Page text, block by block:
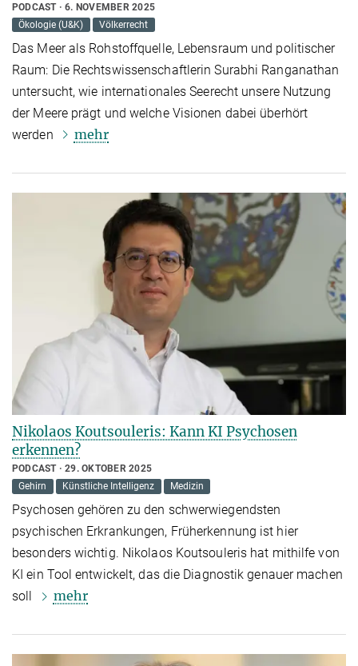
PODCAST
6. NOVEMBER 2025
Ökologie (U&K)
Völkerrecht
Das Meer als Rohstoffquelle, Lebensraum und politischer
Raum: Die Rechtswissenschaftlerin Surabhi Ranganathan
untersucht, wie internationales Seerecht unsere Nutzung
der Meere prägt und welche Visionen dabei überhört
werden
mehr
Nikolaos Koutsouleris: Kann KI Psychosen
erkennen?
PODCAST
29. OKTOBER 2025
Gehirn
Künstliche Intelligenz Medizin
Psychosen gehören zu den schwerwiegendsten
psychischen Erkrankungen, Früherkennung ist hier
besonders wichtig. Nikolaos Koutsouleris hat mithilfe von
KI ein Tool entwickelt, das die Diagnostik genauer machen
soll
mehr